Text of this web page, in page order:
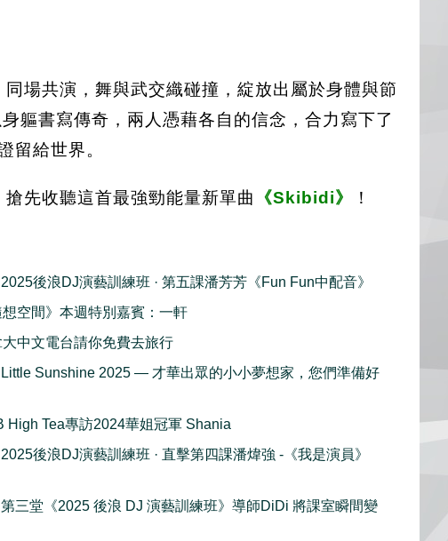
同場共演，舞與武交織碰撞，綻放出屬於身體與節
軀書寫傳奇，兩人憑藉各自的信念，合力寫下了
留給世界。
搶先收聽這首最強勁能量新單曲 《Skibidi》 ！
2025後浪DJ演藝訓練班 · 第五課潘芳芳《Fun Fun中配音》
想空間》本週特別嘉賓：一軒
大中文電台請你免費去旅行
Little Sunshine 2025 — 才華出眾的小小夢想家，您們準備好
High Tea專訪2024華姐冠軍 Shania
2025後浪DJ演藝訓練班 · 直擊第四課潘煒強 -《我是演員》
第三堂《2025 後浪 DJ 演藝訓練班》導師DiDi 將課室瞬間變